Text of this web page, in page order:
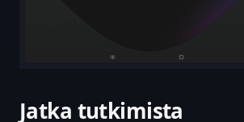
Jatka tutkimista